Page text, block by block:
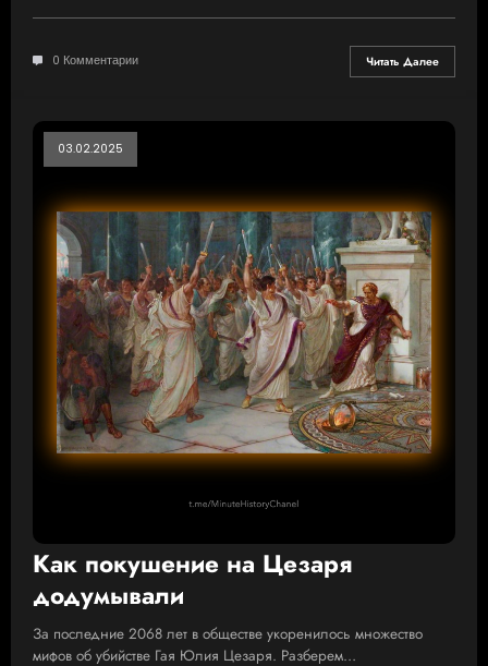
0 Комментарии Читать Далее
03.02.2025
Как покушение на Цезаря
додумывали
За последние 2068 лет в обществе укоренилось множество
мифов об убийстве Гая Юлия Цезаря. Разберем…